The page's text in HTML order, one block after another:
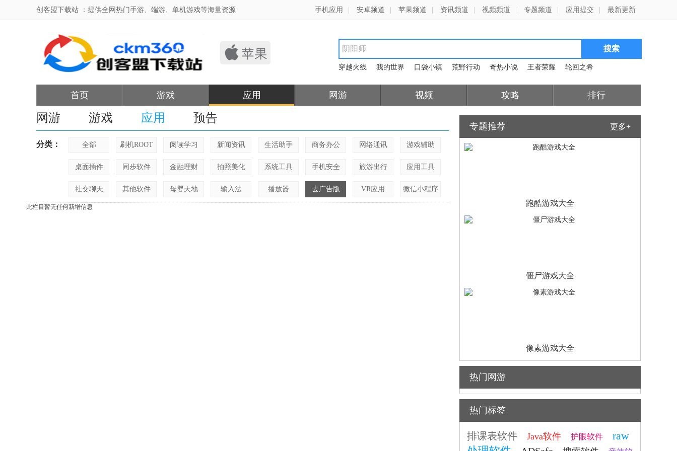
创客盟下载站 ：提供全网热门手游、端游、单机游戏等海量资源 手机应用 安卓频道 苹果频道 资讯频道 视频频道 专题频道 应用提交 最新更新
穿越火线 我的世界 口袋小镇 荒野行动 奇热小说 王者荣耀 轮回之希
首页 游戏 应用 网游 视频 攻略 排行
网游 游戏 应用 预告
分类： 全部 刷机ROOT 阅读学习 新闻资讯 生活助手 商务办公 网络通讯 游戏辅助
桌面插件 同步软件 金融理财 拍照美化 系统工具 手机安全 旅游出行 应用工具
社交聊天 其他软件 母婴天地 输入法 播放器 去广告版 VR应用 微信小程序
此栏目暂无任何新增信息
专题推荐 更多+
跑酷游戏大全
僵尸游戏大全
像素游戏大全
热门网游
热门标签
排课表软件 Java软件 护眼软件
raw